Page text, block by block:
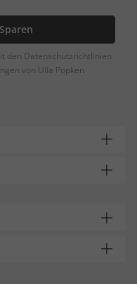
den Datenschutzrichtlinien
von Ulla Popken